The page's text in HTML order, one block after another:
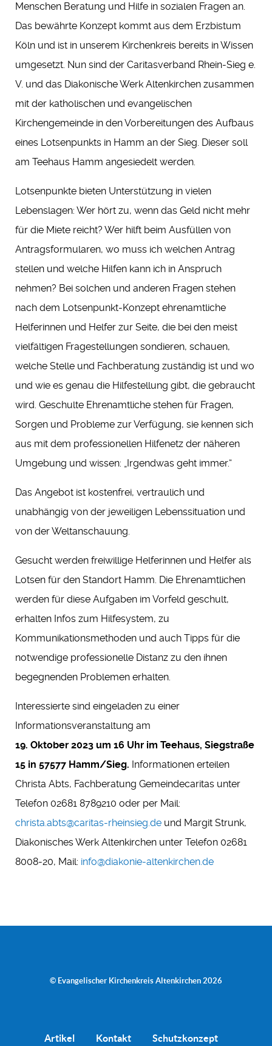
Menschen Beratung und Hilfe in sozialen Fragen an.
Das bewährte Konzept kommt aus dem Erzbistum
Köln und ist in unserem Kirchenkreis bereits in Wissen
umgesetzt. Nun sind der Caritasverband Rhein-Sieg e.
V. und das Diakonische Werk Altenkirchen zusammen
mit der katholischen und evangelischen
Kirchengemeinde in den Vorbereitungen des Aufbaus
eines Lotsenpunkts in Hamm an der Sieg. Dieser soll
am Teehaus Hamm angesiedelt werden.
Lotsenpunkte bieten Unterstützung in vielen
Lebenslagen: Wer hört zu, wenn das Geld nicht mehr
für die Miete reicht? Wer hilft beim Ausfüllen von
Antragsformularen, wo muss ich welchen Antrag
stellen und welche Hilfen kann ich in Anspruch
nehmen? Bei solchen und anderen Fragen stehen
nach dem Lotsenpunkt-Konzept ehrenamtliche
Helferinnen und Helfer zur Seite, die bei den meist
vielfältigen Fragestellungen sondieren, schauen,
welche Stelle und Fachberatung zuständig ist und wo
und wie es genau die Hilfestellung gibt, die gebraucht
wird. Geschulte Ehrenamtliche stehen für Fragen,
Sorgen und Probleme zur Verfügung, sie kennen sich
aus mit dem professionellen Hilfenetz der näheren
Umgebung und wissen: „Irgendwas geht immer.“
Das Angebot ist kostenfrei, vertraulich und
unabhängig von der jeweiligen Lebenssituation und
von der Weltanschauung.
Gesucht werden freiwillige Helferinnen und Helfer als
Lotsen für den Standort Hamm. Die Ehrenamtlichen
werden für diese Aufgaben im Vorfeld geschult,
erhalten Infos zum Hilfesystem, zu
Kommunikationsmethoden und auch Tipps für die
notwendige professionelle Distanz zu den ihnen
begegnenden Problemen erhalten.
Interessierte sind eingeladen zu einer
Informationsveranstaltung am
19. Oktober 2023 um 16 Uhr im Teehaus, Siegstraße
15 in 57577 Hamm/Sieg. Informationen erteilen
Christa Abts, Fachberatung Gemeindecaritas unter
Telefon 02681 8789210 oder per Mail:
christa.abts@caritas-rheinsieg.de und Margit Strunk,
Diakonisches Werk Altenkirchen unter Telefon 02681
8008-20, Mail: info@diakonie-altenkirchen.de
© Evangelischer Kirchenkreis Altenkirchen 2026
Artikel Kontakt Schutzkonzept